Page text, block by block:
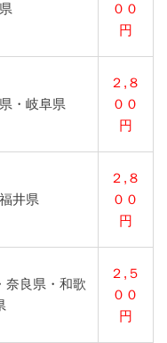
００
円
・岐阜県
２,８
００
円
井県
２,８
００
円
奈良県・和歌
２,５
００
円